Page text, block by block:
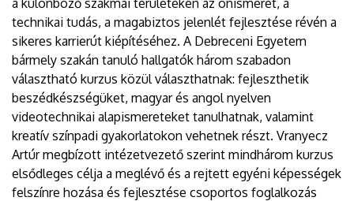
technikai tudás, a magabiztos jelenlét fejlesztése révén a
sikeres karrierút kiépítéséhez. A Debreceni Egyetem
bármely szakán tanuló hallgatók három szabadon
választható kurzus közül választhatnak: fejleszthetik
beszédkészségüket, magyar és angol nyelven
videotechnikai alapismereteket tanulhatnak, valamint
kreatív színpadi gyakorlatokon vehetnek részt. Vranyecz
Artúr megbízott intézetvezető szerint mindhárom kurzus
elsődleges célja a meglévő és a rejtett egyéni képességek
felszínre hozása és fejlesztése csoportos foglalkozás